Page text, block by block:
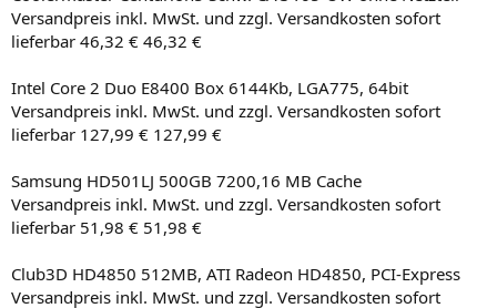
Versandpreis inkl. MwSt. und zzgl. Versandkosten sofort
lieferbar 46,32 € 46,32 €
Intel Core 2 Duo E8400 Box 6144Kb, LGA775, 64bit
Versandpreis inkl. MwSt. und zzgl. Versandkosten sofort
lieferbar 127,99 € 127,99 €
Samsung HD501LJ 500GB 7200,16 MB Cache
Versandpreis inkl. MwSt. und zzgl. Versandkosten sofort
lieferbar 51,98 € 51,98 €
Club3D HD4850 512MB, ATI Radeon HD4850, PCI-Express
Versandpreis inkl. MwSt. und zzgl. Versandkosten sofort